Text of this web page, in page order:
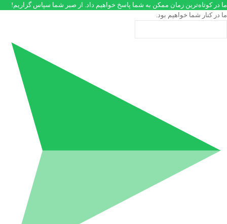
ما در کوتاه‌ترین زمان ممکن به شما پاسخ خواهیم داد. از صبر شما سپاس گزاریم!
ما در کنار شما خواهیم بود.